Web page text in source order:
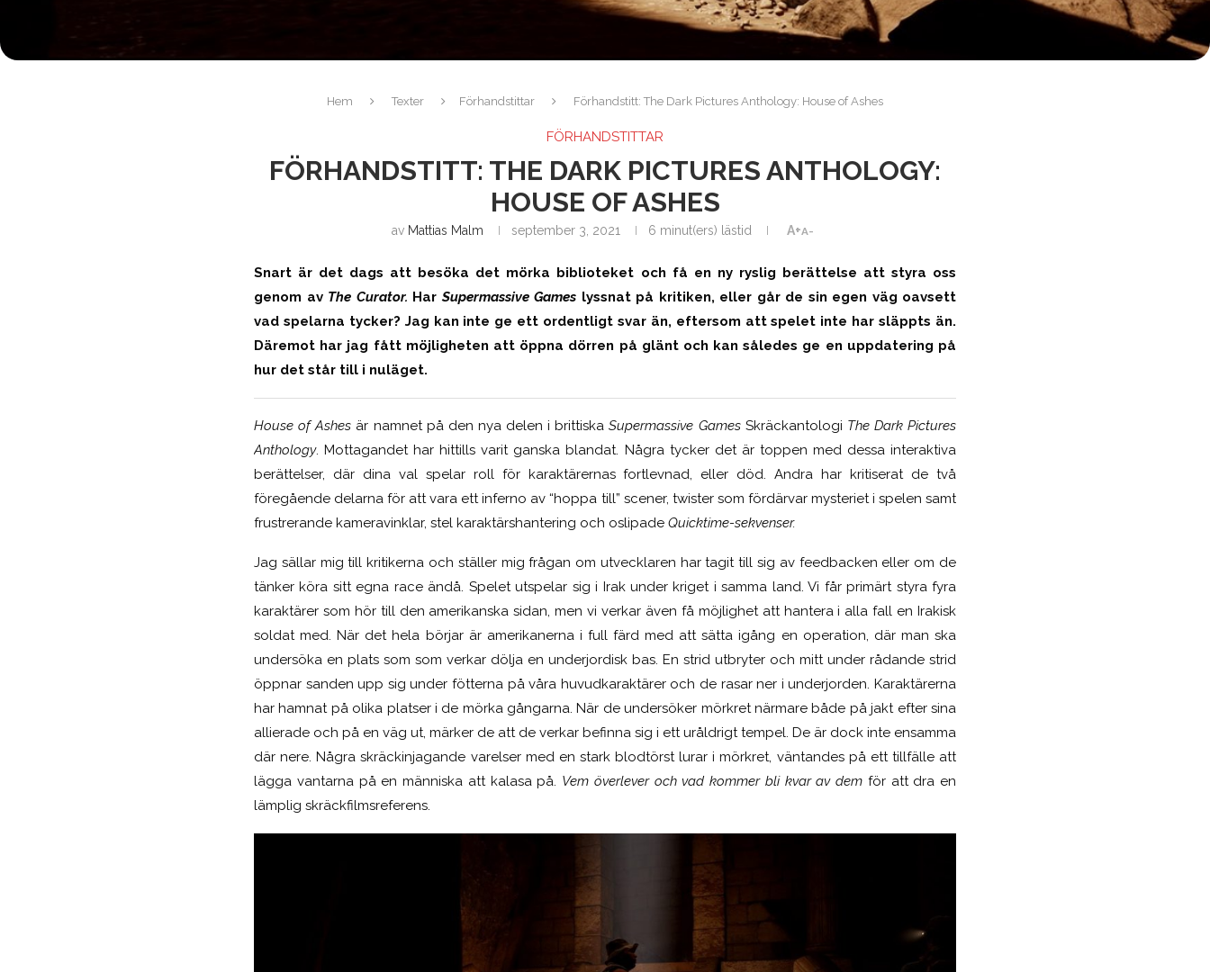
Hem Texter Förhandstittar Förhandstitt: The Dark Pictures Anthology: House of Ashes
FÖRHANDSTITTAR
FÖRHANDSTITT: THE DARK PICTURES ANTHOLOGY:
HOUSE OF ASHES
av Mattias Malm september 3, 2021 6 minut(ers) lästid A+A-
Snart är det dags att besöka det mörka biblioteket och få en ny ryslig berättelse att styra oss
genom av The Curator. HarSupermassive Games lyssnat på kritiken, eller går de sin egen väg oavsett
vad spelarna tycker? Jag kan inte ge ett ordentligt svar än, eftersom att spelet inte har släppts än.
Däremot har jag fått möjligheten att öppna dörren på glänt och kan således ge en uppdatering på
hur det står till i nuläget.
House of Ashes är namnet på den nya delen i brittiskaSupermassive Games Skräckantologi The Dark Pictures
Anthology. Mottagandet har hittills varit ganska blandat. Några tycker det är toppen med dessa interaktiva
berättelser, där dina val spelar roll för karaktärernas fortlevnad, eller död. Andra har kritiserat de två
föregående delarna för att vara ett inferno av “hoppa till” scener, twister som fördärvar mysteriet i spelen samt
frustrerande kameravinklar, stel karaktärshantering och oslipade Quicktime-sekvenser.
Jag sällar mig till kritikerna och ställer mig frågan om utvecklaren har tagit till sig av feedbacken eller om de
tänker köra sitt egna race ändå. Spelet utspelar sig i Irak under kriget i samma land. Vi får primärt styra fyra
karaktärer som hör till den amerikanska sidan, men vi verkar även få möjlighet att hantera i alla fall en Irakisk
soldat med. När det hela börjar är amerikanerna i full färd med att sätta igång en operation, där man ska
undersöka en plats som som verkar dölja en underjordisk bas. En strid utbryter och mitt under rådande strid
öppnar sanden upp sig under fötterna på våra huvudkaraktärer och de rasar ner i underjorden. Karaktärerna
har hamnat på olika platser i de mörka gångarna. När de undersöker mörkret närmare både på jakt efter sina
allierade och på en väg ut, märker de att de verkar befinna sig i ett uråldrigt tempel. De är dock inte ensamma
där nere. Några skräckinjagande varelser med en stark blodtörst lurar i mörkret, väntandes på ett tillfälle att
lägga vantarna på en människa att kalasa på. Vem överlever och vad kommer bli kvar av dem för att dra en
lämplig skräckfilmsreferens.